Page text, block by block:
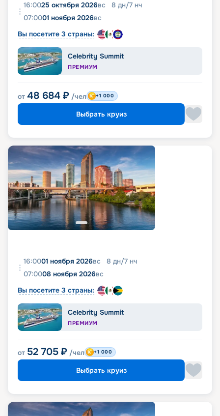
16:0025 октября 2026вс 8 дн/7 нч
07:0001 ноября 2026вс
Вы посетите 3 страны:
Celebrity Summit
ПРЕМИУМ
от 48 684 ₽ /чел +1 000
Выбрать круиз
16:0001 ноября 2026вс 8 дн/7 нч
07:0008 ноября 2026вс
Вы посетите 3 страны:
Celebrity Summit
ПРЕМИУМ
от 52 705 ₽ /чел +1 000
Выбрать круиз